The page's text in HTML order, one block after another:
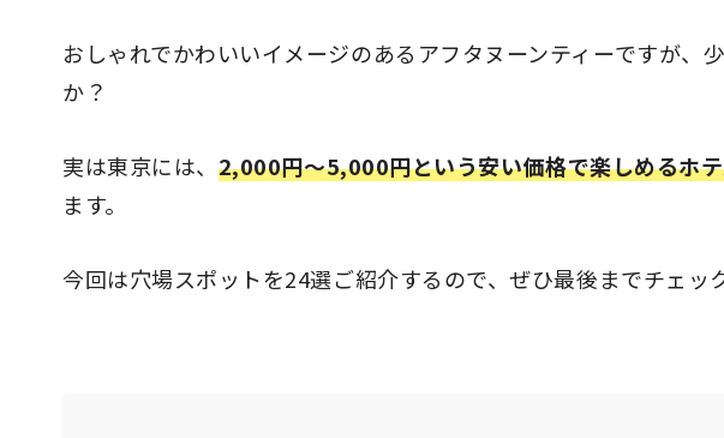
おしゃれでかわいいイメージのあるアフタヌーンティーですが、
か？
実は東京には、 2,000円〜5,000円という安い価格で楽しめるホ
ます。
今回は穴場スポットを24選ご紹介するので、ぜひ最後までチェッ